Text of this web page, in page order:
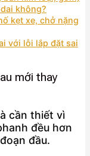
không?
kẹt xe, chở nặng
với lỗi lắp đặt sai
mới thay
cần thiết vì
đều hơn
đầu.